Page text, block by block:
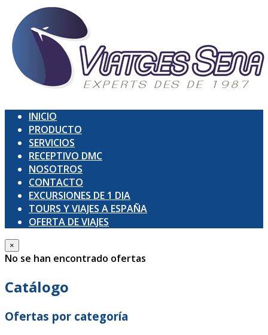
INICIO
PRODUCTO
SERVICIOS
RECEPTIVO DMC
NOSOTROS
CONTACTO
EXCURSIONES DE 1 DIA
TOURS Y VIAJES A ESPAÑA
OFERTA DE VIAJES
×
No se han encontrado ofertas
Catálogo
Ofertas por categoría